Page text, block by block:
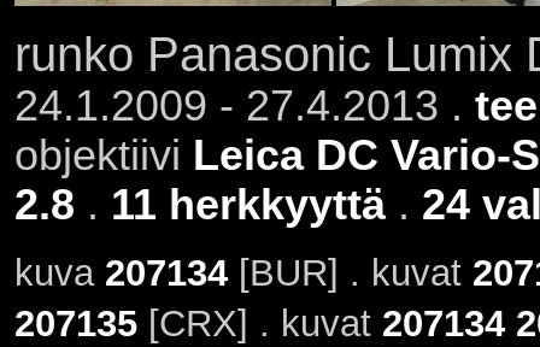
runko Panasonic Lumix
24.1.2009 - 27.4.2013 .
objektiivi Leica DC Vario-
2.8 . 11 herkkyyttä. 24
kuva 207134[BUR] . kuvat
207135[CRX] . kuvat 207134